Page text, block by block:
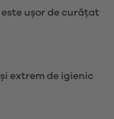
ușor de curățat
extrem de igienic